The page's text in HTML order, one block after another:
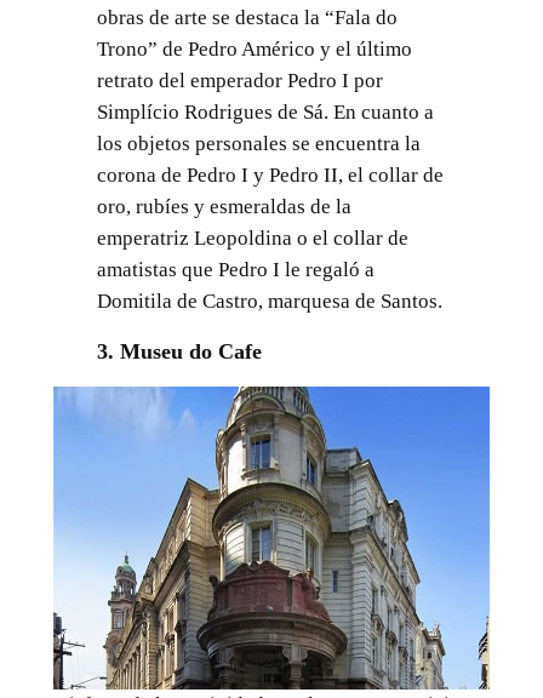
obras de arte se destaca la “Fala do
Trono” de Pedro Américo y el último
retrato del emperador Pedro I por
Simplício Rodrigues de Sá. En cuanto a
los objetos personales se encuentra la
corona de Pedro I y Pedro II, el collar de
oro, rubíes y esmeraldas de la
emperatriz Leopoldina o el collar de
amatistas que Pedro I le regaló a
Domitila de Castro, marquesa de Santos.
3. Museu do Cafe